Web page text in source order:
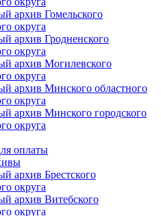
архив Гомельского
округа
архив Гродненского
округа
архив Могилевского
округа
архив Минского областного
округа
архив Минского городского
округа
оплаты
архив Брестского
округа
архив Витебского
округа